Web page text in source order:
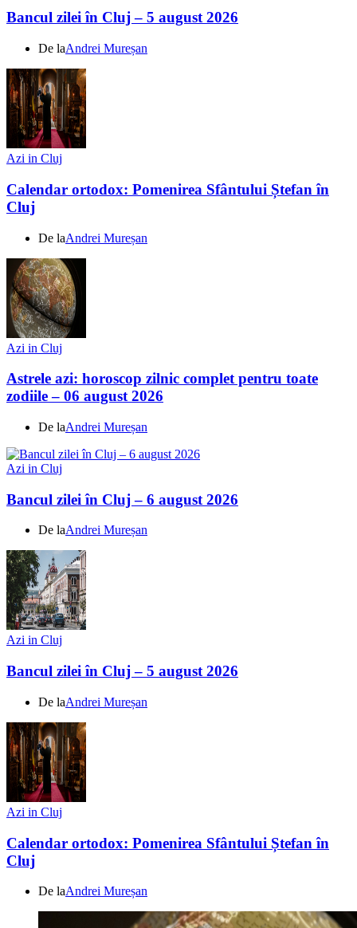
Bancul zilei în Cluj – 5 august 2026
De laAndrei Mureșan
Azi in Cluj
Calendar ortodox: Pomenirea Sfântului Ștefan în
Cluj
De laAndrei Mureșan
Azi in Cluj
Astrele azi: horoscop zilnic complet pentru toate
zodiile – 06 august 2026
De laAndrei Mureșan
Azi in Cluj
Bancul zilei în Cluj – 6 august 2026
De laAndrei Mureșan
Azi in Cluj
Bancul zilei în Cluj – 5 august 2026
De laAndrei Mureșan
Azi in Cluj
Calendar ortodox: Pomenirea Sfântului Ștefan în
Cluj
De laAndrei Mureșan